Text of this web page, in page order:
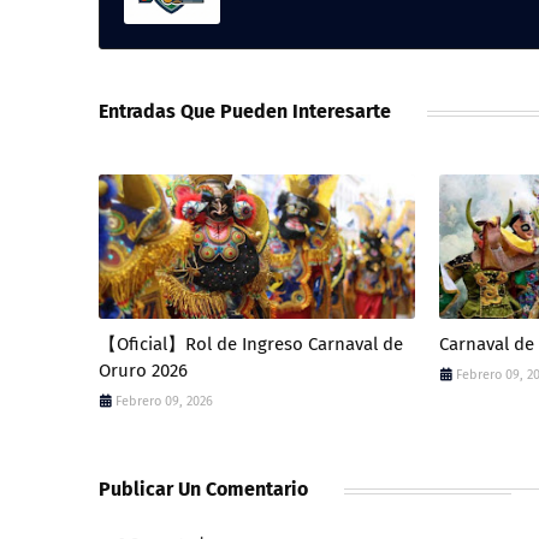
Entradas Que Pueden Interesarte
【Oficial】Rol de Ingreso Carnaval de
Oruro 2026
Febrero 09, 2026
Carnaval de
Febrero 09,
Publicar Un Comentario